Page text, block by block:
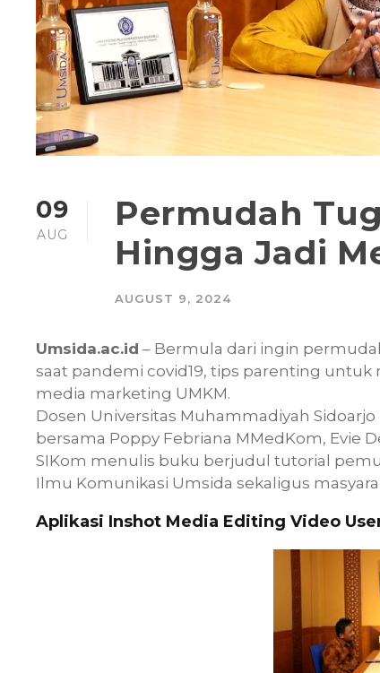
09
AUG
Permudah
Hingga Jadi
AUGUST 9, 2024
Umsida.ac.id – Bermula dari ingin
saat pandemi covid19, tips parenting
media marketing UMKM.
Dosen Universitas Muhammadiyah
bersama Poppy Febriana MMedKom, Evie
SIKom menulis buku berjudul tutorial
Ilmu Komunikasi Umsida sekaligus
Aplikasi Inshot Media Editing Video